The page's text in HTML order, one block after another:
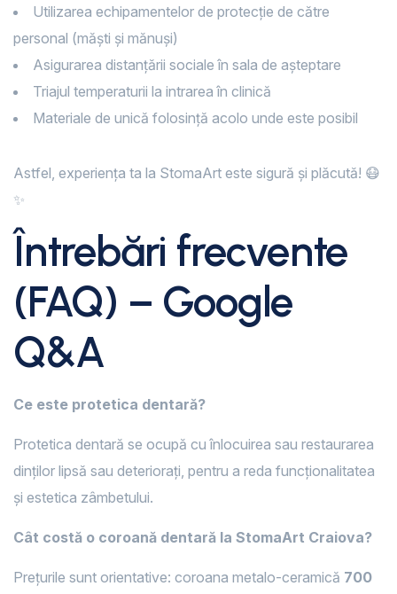
Utilizarea echipamentelor de protecție de către
personal (măști și mănuși)
Asigurarea distanțării sociale în sala de așteptare
Triajul temperaturii la intrarea în clinică
Materiale de unică folosință acolo unde este posibil
Astfel, experiența ta la StomaArt este sigură și plăcută! 😷
✨
Întrebări frecvente
(FAQ) – Google
Q&A
Ce este protetica dentară?
Protetica dentară se ocupă cu înlocuirea sau restaurarea
dinților lipsă sau deteriorați, pentru a reda funcționalitatea
și estetica zâmbetului.
Cât costă o coroană dentară la StomaArt Craiova?
Prețurile sunt orientative: coroana metalo-ceramică 700